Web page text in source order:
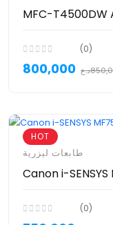
(0)
HOT
طابعات ليزرية
(0)